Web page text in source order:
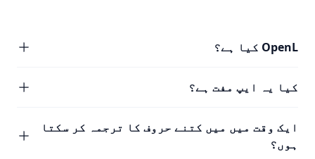
OpenL کیا ہے؟
کیا یہ ایپ مفت ہے؟
ایک وقت میں میں کتنے حروف کا ترجمہ کر سکتا
ہوں؟